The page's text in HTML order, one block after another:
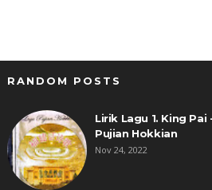
RANDOM POSTS
Lirik Lagu 1. King Pai
Pujian Hokkian
Nov 24, 2022